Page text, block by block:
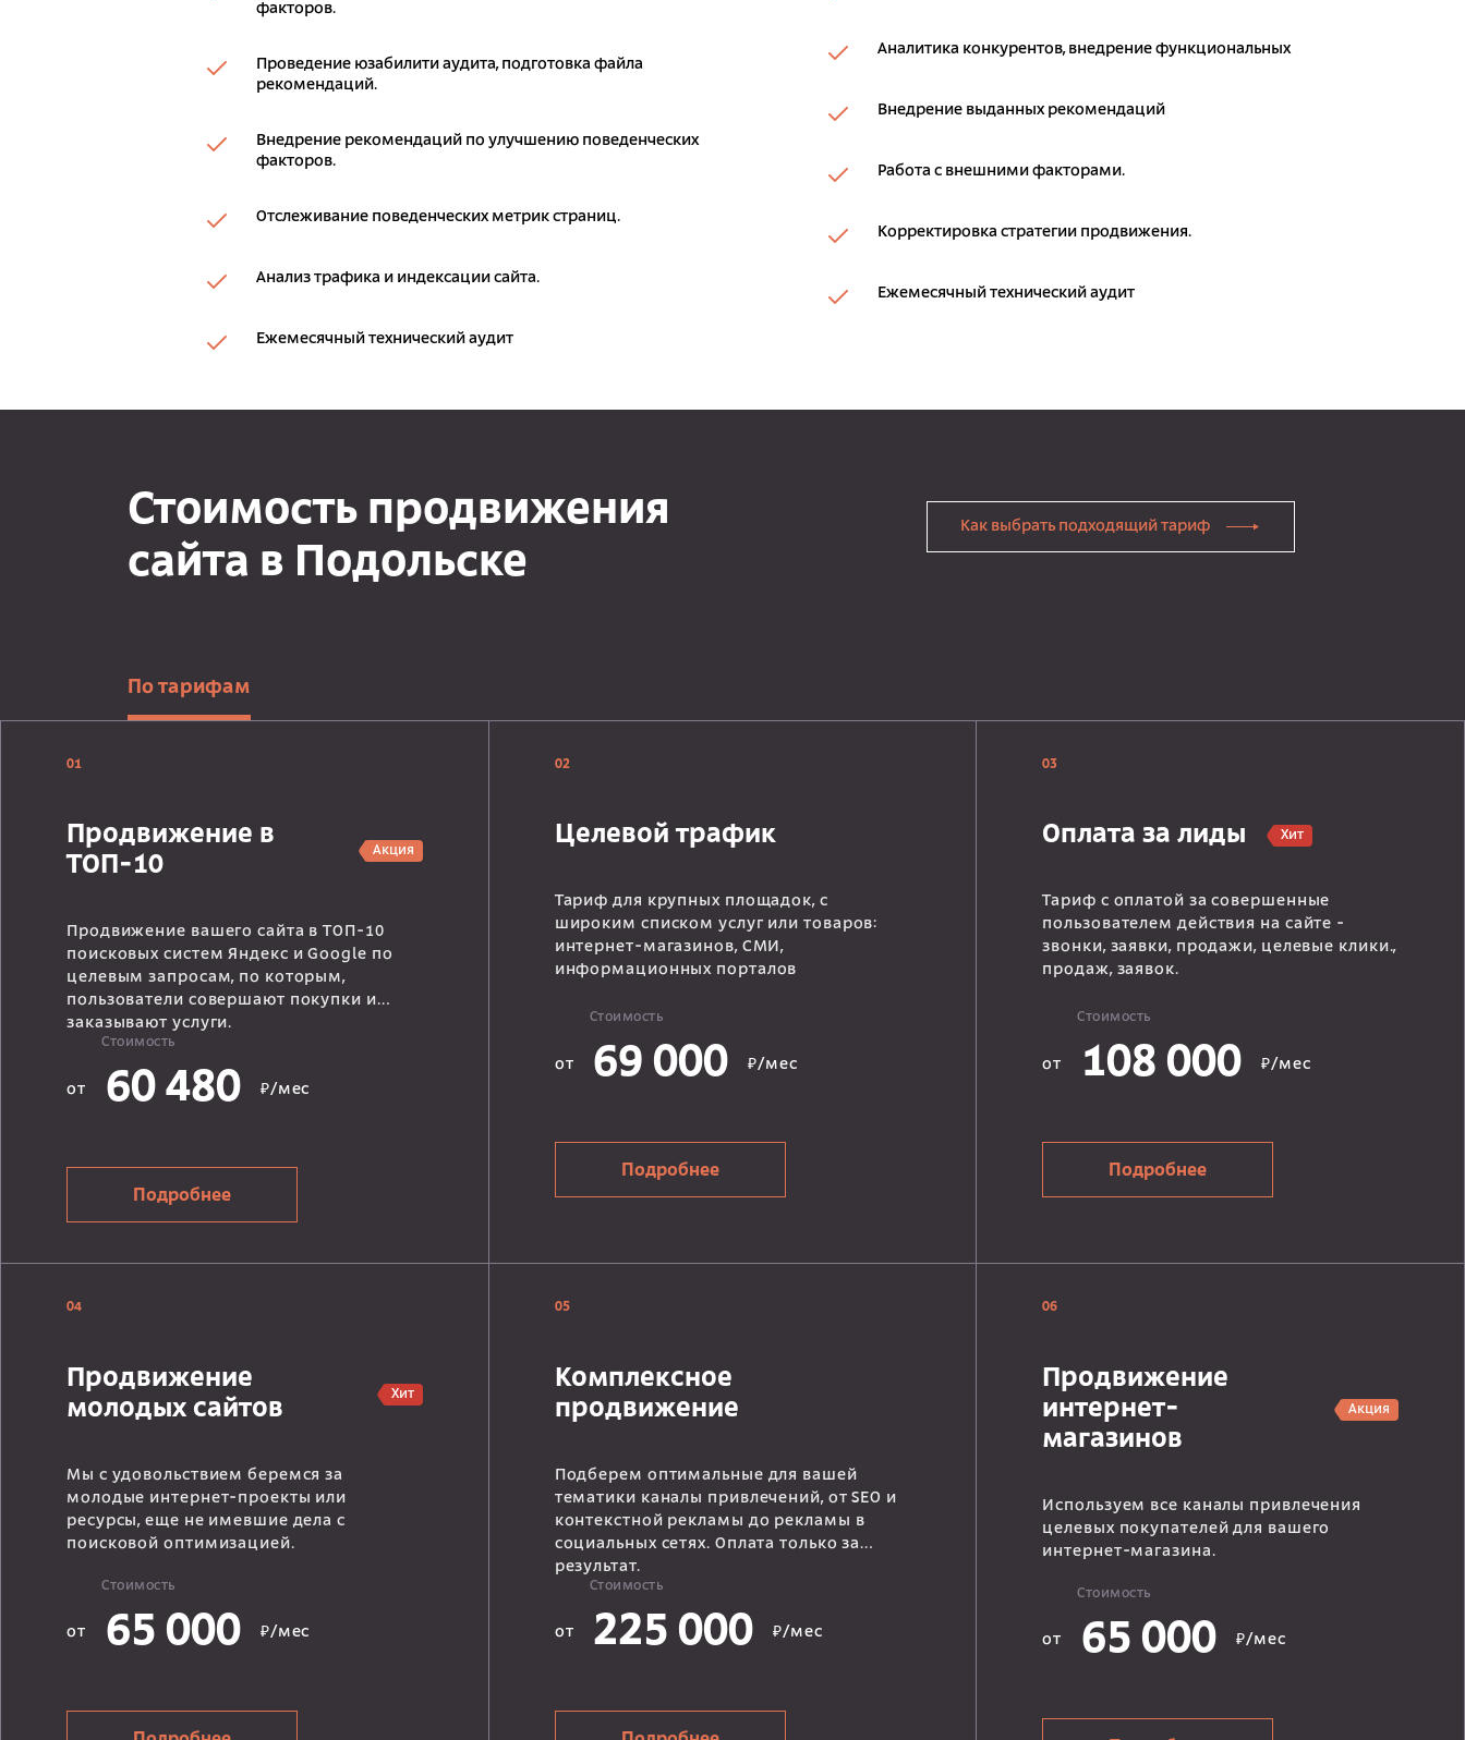
факторов.
Проведение юзабилити аудита, подготовка файла
рекомендаций.
Внедрение рекомендаций по улучшению поведенческих
факторов.
Отслеживание поведенческих метрик страниц.
Анализ трафика и индексации сайта.
Ежемесячный технический аудит
Аналитика конкурентов, внедрение функциональных
Внедрение выданных рекомендаций
Работа с внешними факторами.
Корректировка стратегии продвижения.
Ежемесячный технический аудит
Стоимость продвижения
сайта в Подольске
Как выбрать подходящий тариф
По тарифам
01
Продвижение в
ТОП-10
Акция
Продвижение вашего сайта в ТОП-10
поисковых систем Яндекс и Google по
целевым запросам, по которым,
пользователи совершают покупки и
заказывают услуги.
Стоимость
от 60 480 ₽/мес
Подробнее
02
Целевой трафик
Тариф для крупных площадок, с
широким списком услуг или товаров:
интернет-магазинов, СМИ,
информационных порталов
Стоимость
от 69 000 ₽/мес
Подробнее
03
Оплата за лиды Хит
Тариф с оплатой за совершенные
пользователем действия на сайте -
звонки, заявки, продажи, целевые клики.,
продаж, заявок.
Стоимость
от 108 000 ₽/мес
Подробнее
04
Продвижение
молодых сайтов
Хит
Мы с удовольствием беремся за
молодые интернет-проекты или
ресурсы, еще не имевшие дела с
поисковой оптимизацией.
Стоимость
от 65 000 ₽/мес
05
Комплексное
продвижение
Подберем оптимальные для вашей
тематики каналы привлечений, от SEO и
контекстной рекламы до рекламы в
социальных сетях. Оплата только за
результат.
Стоимость
от 225 000 ₽/мес
06
Продвижение
интернет-
магазинов
Акция
Используем все каналы привлечения
целевых покупателей для вашего
интернет-магазина.
Стоимость
от 65 000 ₽/мес